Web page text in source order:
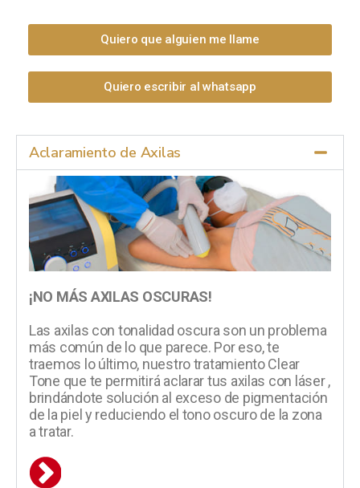
Aclaramiento de Axilas
¡NO MÁS AXILAS OSCURAS!
Las axilas con tonalidad oscura son un problema
más común de lo que parece. Por eso, te
traemos lo último, nuestro tratamiento Clear
Tone que te permitirá aclarar tus axilas con láser ,
brindándote solución al exceso de pigmentación
de la piel y reduciendo el tono oscuro de la zona
a tratar.
Quiero que alguien me llame
Quiero escribir al whatsapp